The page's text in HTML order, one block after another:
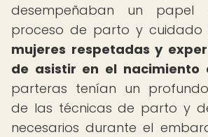
desempeñaban un
proceso de parto y cuidado
mujeres respetadas y
de asistir en el nacimiento
parteras tenían un
de las técnicas de parto y
necesarios durante el